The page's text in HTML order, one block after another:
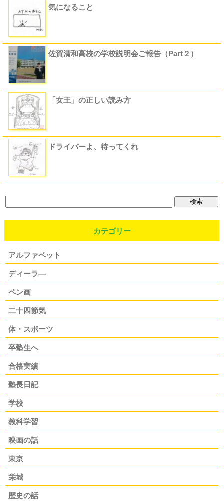
気になること
佐賀清和高校の学校説明会ご報告（Part２）
「女王」の正しい読み方
ドライバーよ、待ってくれ
カテゴリー
アルファベット
ディーラ―
ペン画
二十四節気
体・スポーツ
卒塾生へ
合格実績
塾長日記
学校
教科学習
映画の話
東京
栄城
歴史の話